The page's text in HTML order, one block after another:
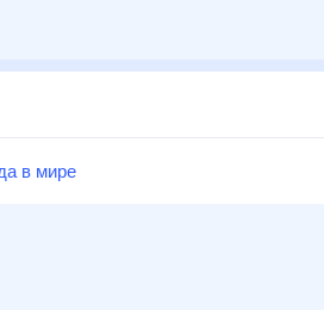
в мире